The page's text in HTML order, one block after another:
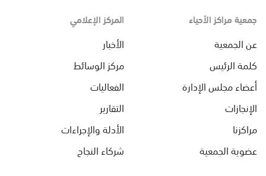
جمعية مراكز الأحياء
عن الجمعية
كلمة الرئيس
أعضاء مجلس الإدارة
الإنجازات
مراكزنا
عضوية الجمعية
المركز الإعلامي
الأخبار
مركز الوسائط
الفعاليات
التقارير
الأدلة والإجراءات
شركاء النجاح